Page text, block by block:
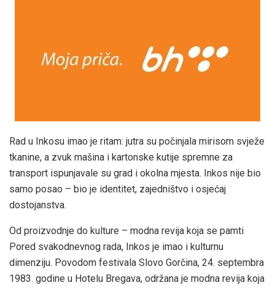
Rad u Inkosu imao je ritam: jutra su počinjala mirisom svježe
tkanine, a zvuk mašina i kartonske kutije spremne za
transport ispunjavale su grad i okolna mjesta. Inkos nije bio
samo posao – bio je identitet, zajedništvo i osjećaj
dostojanstva.
Od proizvodnje do kulture – modna revija koja se pamti
Pored svakodnevnog rada, Inkos je imao i kulturnu
dimenziju. Povodom festivala Slovo Gorčina, 24. septembra
1983. godine u Hotelu Bregava, održana je modna revija koja